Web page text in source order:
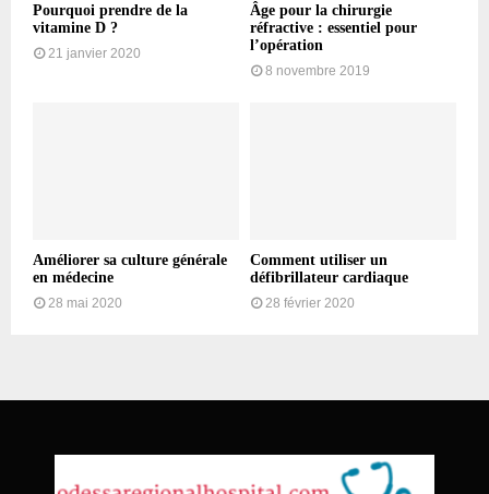
Pourquoi prendre de la
vitamine D ?
21 janvier 2020
Âge pour la chirurgie
réfractive : essentiel pour
l’opération
8 novembre 2019
Améliorer sa culture générale
en médecine
28 mai 2020
Comment utiliser un
défibrillateur cardiaque
28 février 2020